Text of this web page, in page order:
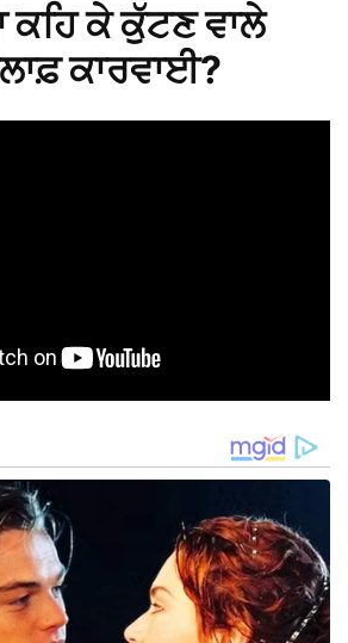
ਕਹਿ ਕੇ ਕੁੱਟਣ ਵਾਲੇ
ਕਾਰਵਾਈ?